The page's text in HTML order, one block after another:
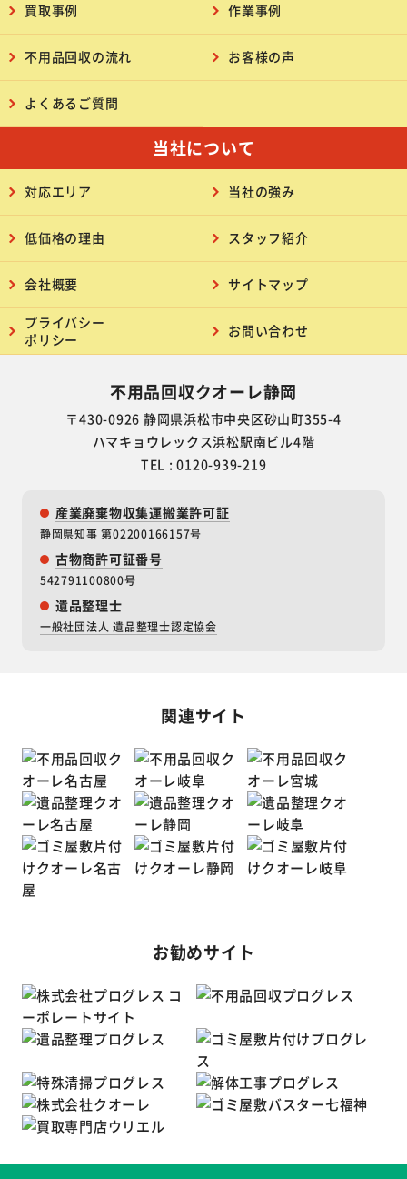
買取事例 作業事例
不用品回収の流れ お客様の声
よくあるご質問
当社について
対応エリア 当社の強み
低価格の理由 スタッフ紹介
会社概要 サイトマップ
プライバシー
ポリシー
お問い合わせ
不用品回収クオーレ静岡
〒430-0926 静岡県浜松市中央区砂山町355-4
ハマキョウレックス浜松駅南ビル4階
TEL : 0120-939-219
産業廃棄物収集運搬業許可証
静岡県知事 第02200166157号
古物商許可証番号
542791100800号
遺品整理士
一般社団法人 遺品整理士認定協会
関連サイト
お勧めサイト